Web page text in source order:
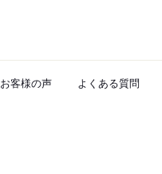
お客様の声 よくある質問